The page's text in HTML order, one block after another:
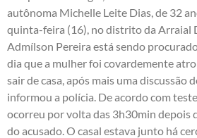
autônoma Michelle Leite Dias, de 32
quinta-feira (16), no distrito da Arraial
Admílson Pereira está sendo
dia que a mulher foi covardemente
sair de casa, após mais uma discussão
informou a polícia. De acordo com
ocorreu por volta das 3h30min depois
do acusado. O casal estava junto há